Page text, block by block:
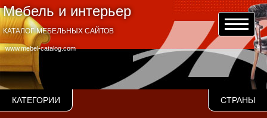
Мебель и интерьер
www.mebel-catalog.com
КАТАЛОГ МЕБЕЛЬНЫХ САЙТОВ
КАТЕГОРИИ СТРАНЫ